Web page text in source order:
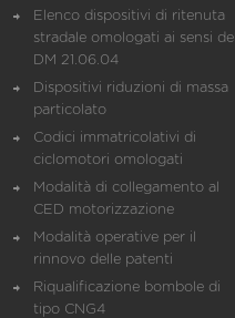
Elenco dispositivi di ritenuta
stradale omologati ai sensi del
DM 21.06.04
Dispositivi riduzioni di massa
particolato
Codici immatricolativi di
ciclomotori omologati
Modalità di collegamento al
CED motorizzazione
Modalità operative per il
rinnovo delle patenti
Riqualificazione bombole di
tipo CNG4